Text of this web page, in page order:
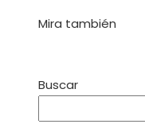
Mira también
Buscar